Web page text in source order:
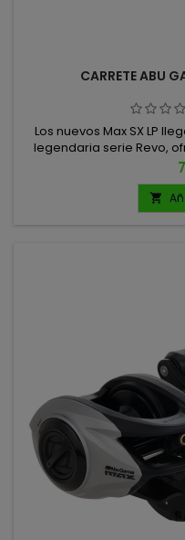
CARRETE ABU
Los nuevos Max SX LP
legendaria serie Revo,
gama a un precio
mejorado aporta mayor
largas jornadas de pesca
de freno y recogida
